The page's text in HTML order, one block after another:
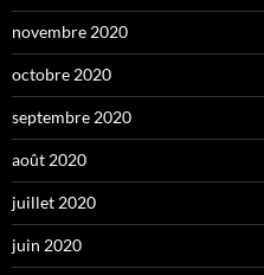
novembre 2020
octobre 2020
septembre 2020
août 2020
juillet 2020
juin 2020